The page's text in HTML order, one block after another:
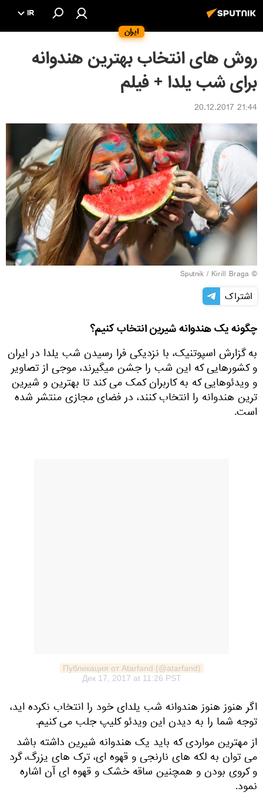
ایران
IR
روش های انتخاب بهترین هندوانه
برای شب یلدا + فیلم
21:44 20.12.2017
© Sputnik / Kirill Braga
اشتراک
چگونه یک هندوانه شیرین انتخاب کنیم؟
به گزارش اسپوتنیک، با نزدیکی فرا رسیدن شب یلدا در ایران
و کشورهایی که این شب را جشن میگیرند، موجی از تصاویر
و ویدئوهایی که به کاربران کمک می کند تا بهترین و شیرین
ترین هندوانه را انتخاب کنند، در فضای مجازی منتشر شده
است.
Публикация от Atarfand (@atarfand)
Дек 17, 2017 at 11:26 PST
اگر هنوز هنوز هندوانه شب یلدای خود را انتخاب نکرده اید،
توجه شما را به دیدن این ویدئو کلیپ جلب می کنیم.
از مهترین مواردی که باید یک هندوانه شیرین داشته باشد
می توان به لکه های نارنجی و قهوه ای، ترک های یزرگ، گرد
و کروی بودن و همچنین ساقه خشک و قهوه ای آن اشاره
نمود.